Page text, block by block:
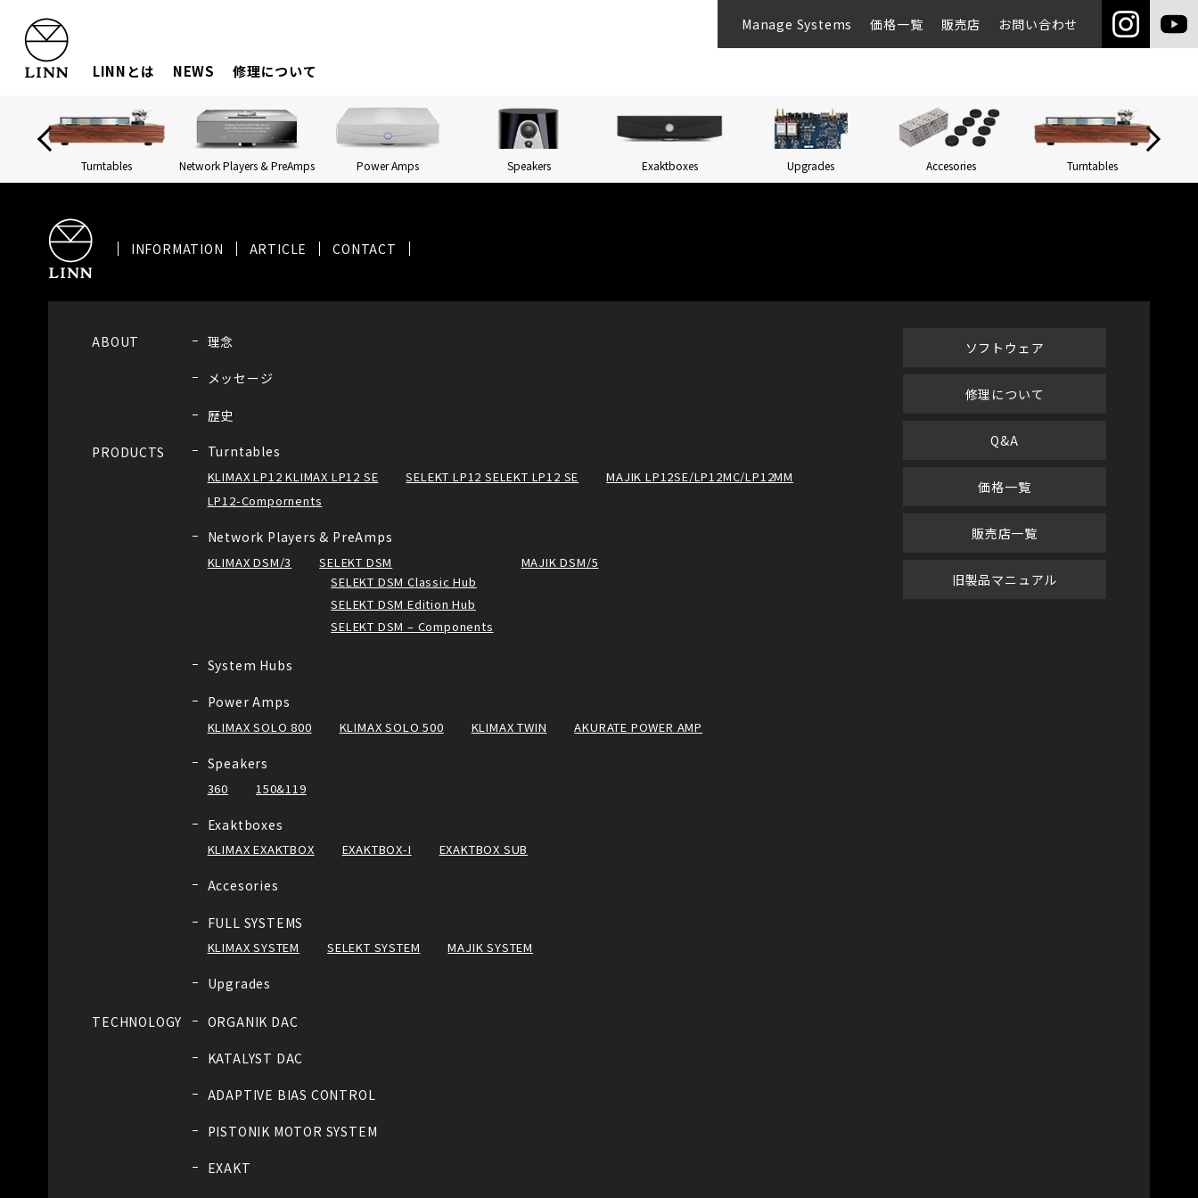
LINNとは NEWS 修理について
Manage Systems 価格一覧 販売店 お問い合わせ
Turntables Network Players & PreAmps Power Amps Speakers Exaktboxes Upgrades Accesories Turntables
INFORMATION ARTICLE CONTACT
ABOUT 理念
メッセージ
歴史
PRODUCTS Turntables
KLIMAX LP12 KLIMAX LP12 SE SELEKT LP12 SELEKT LP12 SE
MAJIK LP12SE/LP12MC/LP12MM
LP12-Compornents
Network Players & PreAmps
KLIMAX DSM/3
SELEKT DSM
SELEKT DSM Classic Hub
SELEKT DSM Edition Hub
SELEKT DSM – Components
MAJIK DSM/5
System Hubs
Power Amps
KLIMAX SOLO 800 KLIMAX SOLO 500 KLIMAX TWIN AKURATE POWER AMP
Speakers
360 150&119
Exaktboxes
KLIMAX EXAKTBOX EXAKTBOX-I EXAKTBOX SUB
Accesories
FULL SYSTEMS
KLIMAX SYSTEM SELEKT SYSTEM MAJIK SYSTEM
Upgrades
TECHNOLOGY ORGANIK DAC
KATALYST DAC
ADAPTIVE BIAS CONTROL
PISTONIK MOTOR SYSTEM
EXAKT
ソフトウェア
修理について
Q&A
価格一覧
販売店一覧
旧製品マニュアル